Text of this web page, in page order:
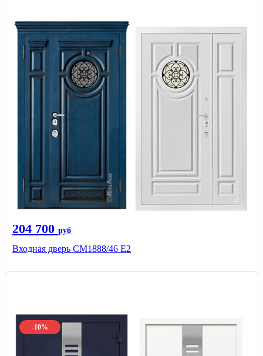
204 700 руб
Входная дверь СМ1888/46 Е2
-10%